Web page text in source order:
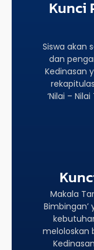
Kunci
Siswa akan
dan
Kedinasan
‘Nilai –
Makala
meloloskan